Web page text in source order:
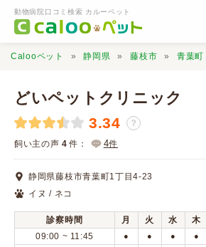
動物病院口コミ検索 カルーペット
動物病院検索
口コミ検索
Calooペットとは？
Calooペット 静岡県 藤枝市 青葉町
どいペットクリニック
3.34 ？
飼い主の声 4 件： 4件
静岡県藤枝市青葉町1丁目4-23
イヌ / ネコ
診察時間 月 火 水 木
09:00 ~ 11:45
● ● ● ●